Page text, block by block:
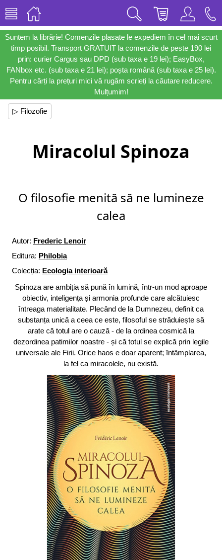
Suntem la librărie! Comenzile plasate le expediem în cel mai scurt
timp posibil. Transport GRATUIT la comenzile de peste 190 lei
prin: curier Cargus sau DPD (sub taxa e 19 lei); EasyBox,
FANbox etc. (sub taxa e 21 lei); poșta română (sub taxa e 25 lei).
Pentru cărți la prețuri mici vă rugăm scrieți la căutare reducere.
Mulțumim!
▷ Filozofie
Miracolul Spinoza
O filosofie menită să ne lumineze
calea
Autor: Frederic Lenoir
Editura: Philobia
Colecția: Ecologia interioară
Spinoza are ambiția să pună în lumină, într-un mod aproape
obiectiv, inteligența și armonia profunde care alcătuiesc
întreaga materialitate. Plecând de la Dumnezeu, definit ca
substanța unică a ceea ce este, filosoful se străduiește să
arate că totul are o cauză - de la ordinea cosmică la
dezordinea patimilor noastre - și că totul se explică prin legile
universale ale Firii. Orice haos e doar aparent; întâmplarea,
la fel ca miracolele, nu există.